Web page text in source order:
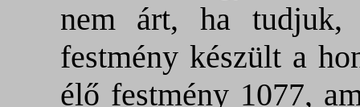
nem árt, ha
festmény készült a
élő festmény 1077,